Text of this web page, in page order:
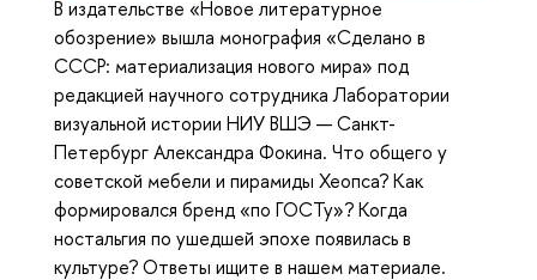
В издательстве «Новое литературное
обозрение» вышла монография «Сделано в
СССР: материализация нового мира» под
редакцией научного сотрудника Лаборатории
визуальной истории НИУ ВШЭ — Санкт-
Петербург Александра Фокина. Что общего у
советской мебели и пирамиды Хеопса? Как
формировался бренд «по ГОСТу»? Когда
ностальгия по ушедшей эпохе появилась в
культуре? Ответы ищите в нашем материале.